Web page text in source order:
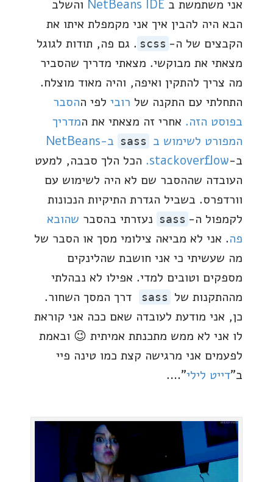
אני משתמשת ב NetBeans IDE והשלב
הבא היה להבין איך אני מקמפלת איתו את
הקבצים של ה- scss . גם פה, תודות לגוגל
מצאתי את מבוקשי. מצאתי מדריך שהסביר
מה צריך להתקין ואיפה, והיה מאוד מוצלח.
התחלתי עם התקנה של רובי לפי ההסבר
בפוסט הזה. אחרי זה מצאתי את המדריך
המפורט לשימוש ב
sass ב-NetBeans
ב-stackoverflow. הכל הלך סבבה, למעט
העובדה שההסבר שם לא היה לשימוש עם
וורדפרס. בשביל הגדרת התיקיות הנכונות
לקמפול ה- sass נעזרתי בהסבר שהובא
פה. אני לא מביאה צילומי מסך או הסבר של
מה שעשיתי כי אני חושבת שהלינקים
מספקים וטובים למדי. אפילו לא נבהלתי
מההתקנות של
sass
דרך המסך השחור.
כן, אני מודעת לעובדה שאם ככה אני קוראת
לו אני לא ממש מתכנתת אמיתית 😉 ובאמת
לפעמים אני מרגישה קצת כמו טינה פיי
ב"דייט לילי"….